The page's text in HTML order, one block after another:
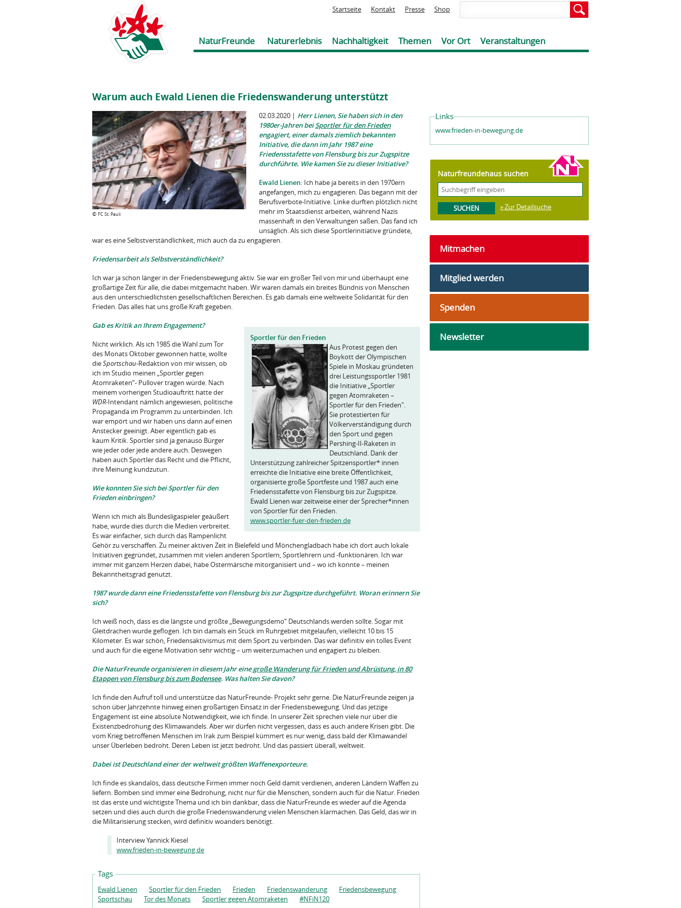
Jump to navigation
Startseite Kontakt Presse Shop
NaturFreunde Naturerlebnis Nachhaltigkeit Themen Vor Ort Veranstaltungen
Warum auch Ewald Lienen die Friedenswanderung unterstützt
© FC St. Pauli
02.03.2020 | Herr Lienen, Sie haben sich in den
1980er-Jahren beiSportler für den Frieden
engagiert, einer damals ziemlich bekannten
Initiative, die dann im Jahr 1987 eine
Friedensstafette von Flensburg bis zur Zugspitze
durchführte. Wie kamen Sie zu dieser Initiative?
Ewald Lienen: Ich habe ja bereits in den 1970ern
angefangen, mich zu engagieren. Das begann mit der
Berufsverbote-Initiative. Linke durften plötzlich nicht
mehr im Staatsdienst arbeiten, während Nazis
massenhaft in den Verwaltungen saßen. Das fand ich
unsäglich. Als sich diese Sportlerinitiative gründete,
war es eine Selbstverständlichkeit, mich auch da zu engagieren.
Friedensarbeit als Selbstverständlichkeit?
Ich war ja schon länger in der Friedensbewegung aktiv. Sie war ein großer Teil von mir und überhaupt eine
großartige Zeit für alle, die dabei mitgemacht haben. Wir waren damals ein breites Bündnis von Menschen
aus den unterschiedlichsten gesellschaftlichen Bereichen. Es gab damals eine weltweite Solidarität für den
Frieden. Das alles hat uns große Kraft gegeben.
Sportler für den Frieden
Aus Protest gegen den
Boykott der Olympischen
Spiele in Moskau gründeten
drei Leistungssportler 1981
die Initiative „Sportler
gegen Atomraketen –
Sportler für den Frieden".
Sie protestierten für
Völkerverständigung durch
den Sport und gegen
Pershing-II-Raketen in
Deutschland. Dank der
Unterstützung zahlreicher Spitzensportler* innen
erreichte die Initiative eine breite Öffentlichkeit,
organisierte große Sportfeste und 1987 auch eine
Friedensstafette von Flensburg bis zur Zugspitze.
Ewald Lienen war zeitweise einer der Sprecher*innen
von Sportler für den Frieden.
www.sportler-fuer-den-frieden.de
Gab es Kritik an Ihrem Engagement?
Nicht wirklich. Als ich 1985 die Wahl zum Tor
des Monats Oktober gewonnen hatte, wollte
dieSportschau-Redaktion von mir wissen, ob
ich im Studio meinen „Sportler gegen
Atomraketen“- Pullover tragen würde. Nach
meinem vorherigen Studioauftritt hatte der
WDR-Intendant nämlich angewiesen, politische
Propaganda im Programm zu unterbinden. Ich
war empört und wir haben uns dann auf einen
Anstecker geeinigt. Aber eigentlich gab es
kaum Kritik. Sportler sind ja genauso Bürger
wie jeder oder jede andere auch. Deswegen
haben auch Sportler das Recht und die Pflicht,
ihre Meinung kundzutun.
Wie konnten Sie sich bei Sportler für den
Frieden einbringen?
Wenn ich mich als Bundesligaspieler geäußert
habe, wurde dies durch die Medien verbreitet.
Es war einfacher, sich durch das Rampenlicht
Gehör zu verschaffen. Zu meiner aktiven Zeit in Bielefeld und Mönchengladbach habe ich dort auch lokale
Initiativen gegründet, zusammen mit vielen anderen Sportlern, Sportlehrern und -funktionären. Ich war
immer mit ganzem Herzen dabei, habe Ostermärsche mitorganisiert und – wo ich konnte – meinen
Bekanntheitsgrad genutzt.
1987 wurde dann eine Friedensstafette von Flensburg bis zur Zugspitze durchgeführt. Woran erinnern Sie
sich?
Ich weiß noch, dass es die längste und größte „Bewegungsdemo“ Deutschlands werden sollte. Sogar mit
Gleitdrachen wurde geflogen. Ich bin damals ein Stück im Ruhrgebiet mitgelaufen, vielleicht 10 bis 15
Kilometer. Es war schön, Friedensaktivismus mit dem Sport zu verbinden. Das war definitiv ein tolles Event
und auch für die eigene Motivation sehr wichtig – um weiterzumachen und engagiert zu bleiben.
Die NaturFreunde organisieren in diesem Jahr einegroße Wanderung für Frieden und Abrüstung, in 80
Etappen von Flensburg bis zum Bodensee. Was halten Sie davon?
Ich finde den Aufruf toll und unterstütze das NaturFreunde- Projekt sehr gerne. Die NaturFreunde zeigen ja
schon über Jahrzehnte hinweg einen großartigen Einsatz in der Friedensbewegung. Und das jetzige
Engagement ist eine absolute Notwendigkeit, wie ich finde. In unserer Zeit sprechen viele nur über die
Existenzbedrohung des Klimawandels. Aber wir dürfen nicht vergessen, dass es auch andere Krisen gibt. Die
vom Krieg betroffenen Menschen im Irak zum Beispiel kümmert es nur wenig, dass bald der Klimawandel
unser Überleben bedroht. Deren Leben ist jetzt bedroht. Und das passiert überall, weltweit.
Dabei ist Deutschland einer der weltweit größten Waffenexporteure.
Ich finde es skandalös, dass deutsche Firmen immer noch Geld damit verdienen, anderen Ländern Waffen zu
liefern. Bomben sind immer eine Bedrohung, nicht nur für die Menschen, sondern auch für die Natur. Frieden
ist das erste und wichtigste Thema und ich bin dankbar, dass die NaturFreunde es wieder auf die Agenda
setzen und dies auch durch die große Friedenswanderung vielen Menschen klarmachen. Das Geld, das wir in
die Militarisierung stecken, wird definitiv woanders benötigt.
Interview Yannick Kiesel
www.frieden-in-bewegung.de
Tags
Ewald Lienen Sportler für den Frieden Frieden Friedenswanderung
Friedensbewegung
Sportschau
Tor des Monats Sportler gegen Atomraketen #NFiN120
Links
www.frieden-in-bewegung.de
Naturfreundehaus suchen
» Zur Detailsuche
Mitmachen
Mitglied werden
Spenden
Newsletter